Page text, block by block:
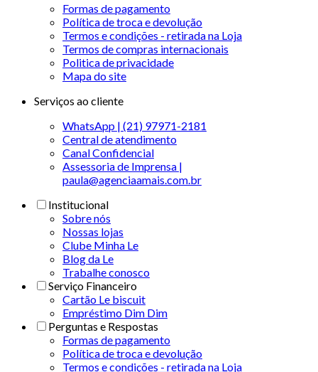
Formas de pagamento
Política de troca e devolução
Termos e condições - retirada na Loja
Termos de compras internacionais
Politica de privacidade
Mapa do site
Serviços ao cliente
WhatsApp | (21) 97971-2181
Central de atendimento
Canal Confidencial
Assessoria de Imprensa |
paula@agenciaamais.com.br
Institucional
Sobre nós
Nossas lojas
Clube Minha Le
Blog da Le
Trabalhe conosco
Serviço Financeiro
Cartão Le biscuit
Empréstimo Dim Dim
Perguntas e Respostas
Formas de pagamento
Política de troca e devolução
Termos e condições - retirada na Loja